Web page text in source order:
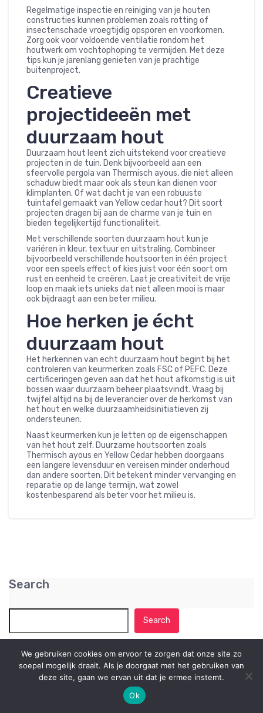
Regelmatige inspectie en reiniging van je houten
constructies kunnen problemen zoals rotting of
insectenschade vroegtijdig opsporen en voorkomen.
Zorg ook voor voldoende ventilatie rondom het
houtwerk om vochtophoping te vermijden. Met deze
tips kun je jarenlang genieten van je prachtige
buitenproject.
Creatieve
projectideeën met
duurzaam hout
Duurzaam hout leent zich uitstekend voor creatieve
projecten in de tuin. Denk bijvoorbeeld aan een
sfeervolle pergola van Thermisch ayous, die niet alleen
schaduw biedt maar ook als steun kan dienen voor
klimplanten. Of wat dacht je van een robuuste
tuintafel gemaakt van Yellow cedar hout? Dit soort
projecten dragen bij aan de charme van je tuin en
bieden tegelijkertijd functionaliteit.
Met verschillende soorten duurzaam hout kun je
variëren in kleur, textuur en uitstraling. Combineer
bijvoorbeeld verschillende houtsoorten in één project
voor een speels effect of kies juist voor één soort om
rust en eenheid te creëren. Laat je creativiteit de vrije
loop en maak iets unieks dat niet alleen mooi is maar
ook bijdraagt aan een beter milieu.
Hoe herken je écht
duurzaam hout
Het herkennen van echt duurzaam hout begint bij het
controleren van keurmerken zoals FSC of PEFC. Deze
certificeringen geven aan dat het hout afkomstig is uit
bossen waar duurzaam beheer plaatsvindt. Vraag bij
twijfel altijd na bij de leverancier over de herkomst van
het hout en welke duurzaamheidsinitiatieven zij
ondersteunen.
Naast keurmerken kun je letten op de eigenschappen
van het hout zelf. Duurzame houtsoorten zoals
Thermisch ayous en Yellow Cedar hebben doorgaans
een langere levensduur en vereisen minder onderhoud
dan andere soorten. Dit betekent minder vervanging en
reparatie op de lange termijn, wat zowel
kostenbesparend als beter voor het milieu is.
Search
Search
Recente berichten
Springer Festival Haarlem 2026: Een Cultureel
Hoogtepunt met Gezonde Invloeden
We gebruiken cookies om ervoor te zorgen dat onze site zo
soepel mogelijk draait. Als je doorgaat met het gebruiken van
deze site, gaan we ervan uit dat je ermee instemt.
Ok